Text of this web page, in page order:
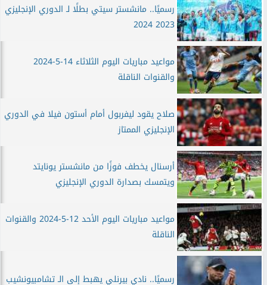
رسميًا.. مانشستر سيتي بطلًا لـ الدوري الإنجليزي
2023 2024
مواعيد مباريات اليوم الثلاثاء 14-5-2024
والقنوات الناقلة
صلاح يقود ليفربول أمام أستون فيلا في الدوري
الإنجليزي الممتاز
أرسنال يخطف فوزًا من مانشستر يونايتد
ويتمسك بصدارة الدوري الإنجليزي
مواعيد مباريات اليوم الأحد 12-5-2024 والقنوات
الناقلة
رسميًا.. نادي بيرنلي يهبط إلى الـ تشامبيونشيب